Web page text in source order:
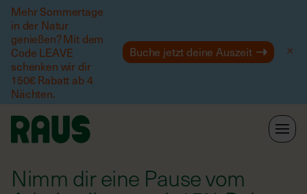
Mehr Sommertage
in der Natur
genießen? Mit dem
Code LEAVE
schenken wir dir
150€ Rabatt ab 4
Nächten.
Buche jetzt deine Auszeit
Hilfe
Nimm dir eine Pause vom